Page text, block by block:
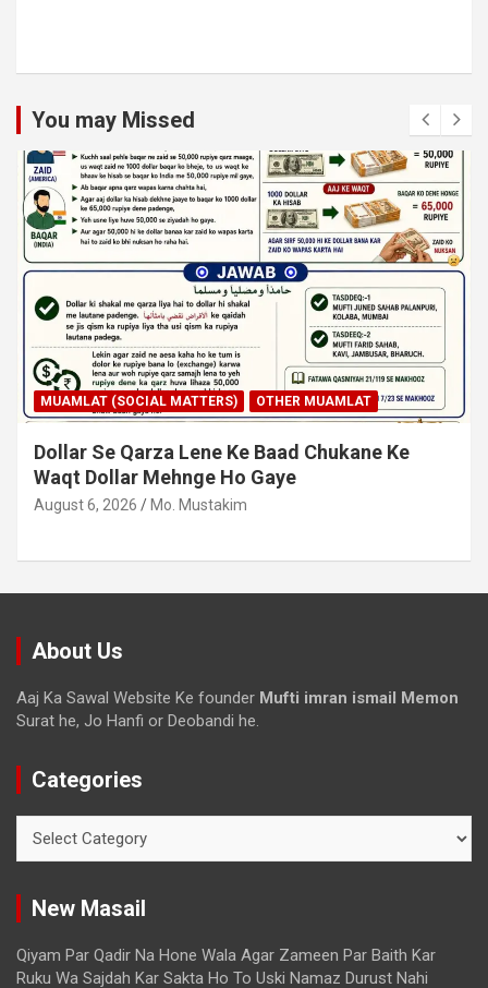
You may Missed
MUAMLAT (SOCIAL MATTERS) OTHER MUAMLAT
Dollar Se Qarza Lene Ke Baad Chukane Ke
Waqt Dollar Mehnge Ho Gaye
August 6, 2026 Mo. Mustakim
About Us
Aaj Ka Sawal Website Ke founder Mufti imran ismail Memon
Surat he, Jo Hanfi or Deobandi he.
Categories
New Masail
Qiyam Par Qadir Na Hone Wala Agar Zameen Par Baith Kar
Ruku Wa Sajdah Kar Sakta Ho To Uski Namaz Durust Nahi